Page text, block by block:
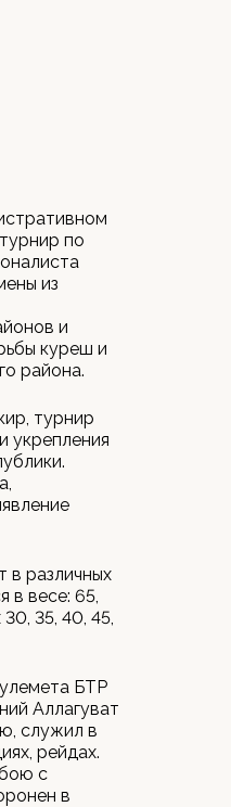
по
из
и
куреш и
района.
турнир
укрепления
в различных
в весе: 65,
35, 40, 45,
БТР
Аллагуват
служил в
рейдах.
с
в